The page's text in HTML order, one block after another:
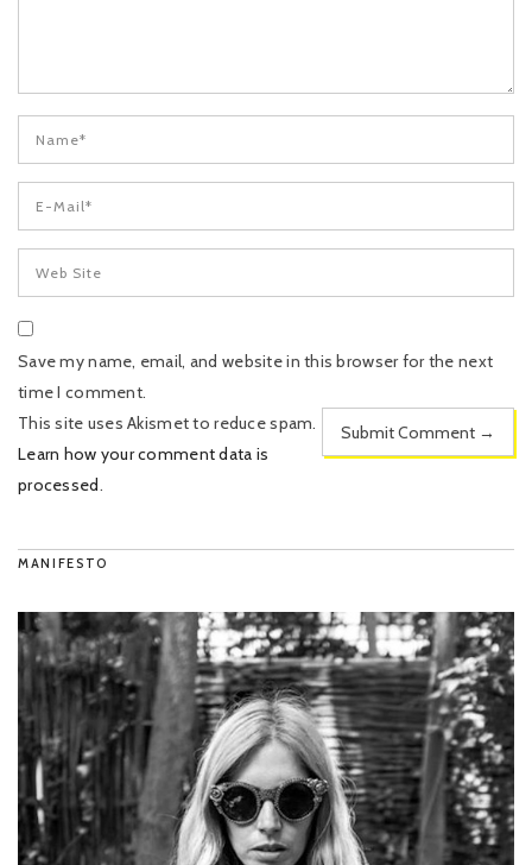
Save my name, email, and website in this browser for the next
time I comment.
This site uses Akismet to reduce spam.
Learn how your comment data is
processed.
MANIFESTO